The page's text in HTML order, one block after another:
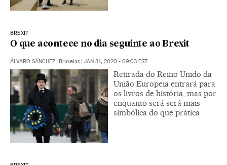
BREXIT
O que acontece no dia seguinte ao Brexit
ÁLVARO SÁNCHEZ | Bruxelas | JAN 31, 2020 - 09:03 EST
Retirada do Reino Unido da
União Europeia entrará para
os livros de história, mas por
enquanto será será mais
simbólica do que prática